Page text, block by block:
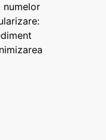
numelor